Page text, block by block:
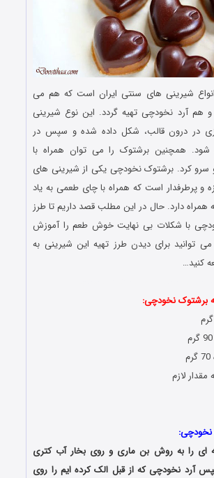
شیرینی‌ های سنتی ایران است که هم می
و هم آرد نخودچی تهیه گردد. این نوع شیرینی
در درون قالب، شکل داده شده و سپس در
همچنین برشتوک را می توان همراه با
سرو کرد. برشتوک نخودچی یکی از شیرینی های
و پرطرفدار است که همراه با چای طعمی به یاد
همراه دارد. حال در این مطلب قصد داریم تا طرز
با شکلات بی نهایت خوش طعم را آموزش
توانید برای دیدن طرز تهیه این شیرینی به
کنید…
برشتوک نخودچی:
لازم
نخودچی:
ای را به روش بن ماری و روی بخار آب کتری
آرد نخودچی که از قبل الک کرده ایم را روی